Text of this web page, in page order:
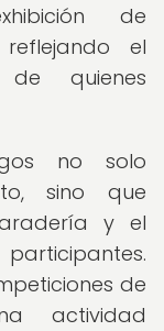
de
el
quienes
no solo
sino que
y el
de
actividad